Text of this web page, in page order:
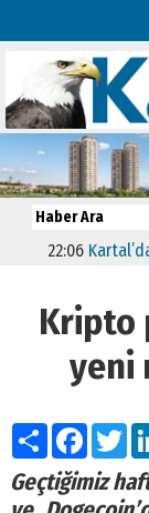
Kartal’da
Kripto
yeni
Paylaş
Geçtiğimiz